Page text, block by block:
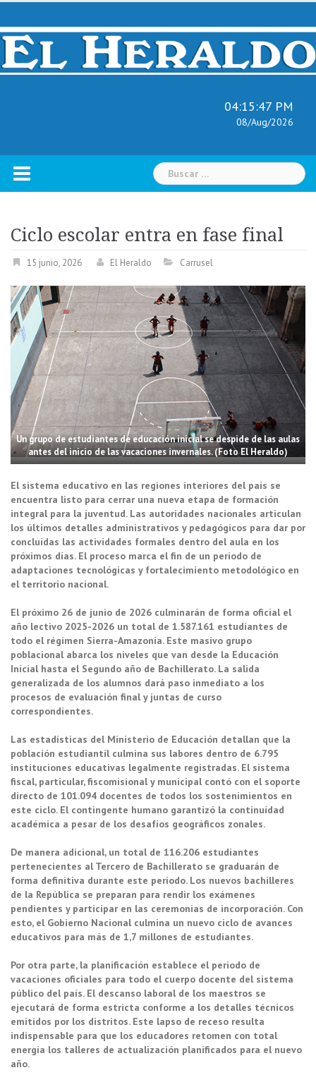
Skip
content
04:15:48 PM
08/Aug/2026
Buscar:
Ciclo escolar entra en fase final
15 junio, 2026 El Heraldo Carrusel
Un grupo de estudiantes de educación inicial se despide de las aulas
antes del inicio de las vacaciones invernales. (Foto El Heraldo)
El sistema educativo en las regiones interiores del país se
encuentra listo para cerrar una nueva etapa de formación
integral para la juventud. Las autoridades nacionales articulan
los últimos detalles administrativos y pedagógicos para dar por
concluidas las actividades formales dentro del aula en los
próximos días. El proceso marca el fin de un periodo de
adaptaciones tecnológicas y fortalecimiento metodológico en
el territorio nacional.
El próximo 26 de junio de 2026 culminarán de forma oficial el
año lectivo 2025-2026 un total de 1.587.161 estudiantes de
todo el régimen Sierra-Amazonía. Este masivo grupo
poblacional abarca los niveles que van desde la Educación
Inicial hasta el Segundo año de Bachillerato. La salida
generalizada de los alumnos dará paso inmediato a los
procesos de evaluación final y juntas de curso
correspondientes.
Las estadísticas del Ministerio de Educación detallan que la
población estudiantil culmina sus labores dentro de 6.795
instituciones educativas legalmente registradas. El sistema
fiscal, particular, fiscomisional y municipal contó con el soporte
directo de 101.094 docentes de todos los sostenimientos en
este ciclo. El contingente humano garantizó la continuidad
académica a pesar de los desafíos geográficos zonales.
De manera adicional, un total de 116.206 estudiantes
pertenecientes al Tercero de Bachillerato se graduarán de
forma definitiva durante este período. Los nuevos bachilleres
de la República se preparan para rendir los exámenes
pendientes y participar en las ceremonias de incorporación. Con
esto, el Gobierno Nacional culmina un nuevo ciclo de avances
educativos para más de 1,7 millones de estudiantes.
Por otra parte, la planificación establece el periodo de
vacaciones oficiales para todo el cuerpo docente del sistema
público del país. El descanso laboral de los maestros se
ejecutará de forma estricta conforme a los detalles técnicos
emitidos por los distritos. Este lapso de receso resulta
indispensable para que los educadores retomen con total
energía los talleres de actualización planificados para el nuevo
año.